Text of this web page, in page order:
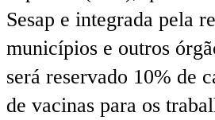
Sesap e integrada pela
municípios e outros
será reservado 10% de
de vacinas para os